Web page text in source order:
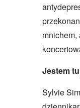
mnichem,
Jestem
Sylvie